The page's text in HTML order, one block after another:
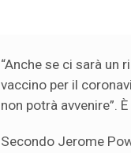
“Anche se ci sarà un
vaccino per il
non potrà avvenire”.
Secondo Jerome